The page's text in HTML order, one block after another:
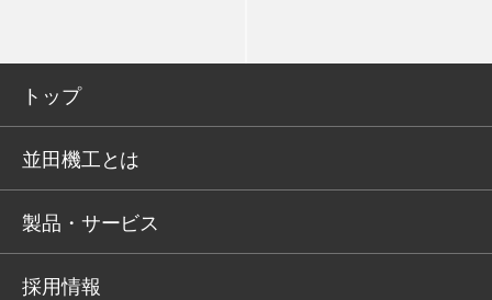
トップ
並田機工とは
製品・サービス
採用情報